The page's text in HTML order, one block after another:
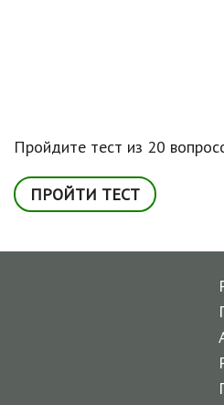
Пройдите тест из 20
ПРОЙТИ ТЕСТ